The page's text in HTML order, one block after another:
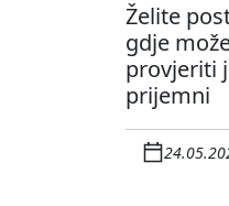
Želite
gdje
provjeriti
prijemni